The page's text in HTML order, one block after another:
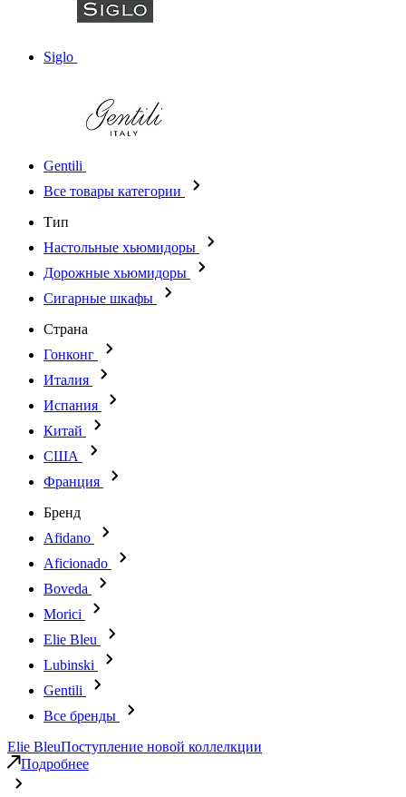
Siglo
Gentili
Все товары категории
Тип
Настольные хьюмидоры
Дорожные хьюмидоры
Сигарные шкафы
Страна
Гонконг
Италия
Испания
Китай
США
Франция
Бренд
Afidano
Aficionado
Boveda
Morici
Elie Bleu
Lubinski
Gentili
Все бренды
Elie BleuПоступление новой коллелкции
Подробнее